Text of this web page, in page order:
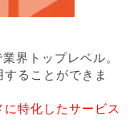
界トップレベル。
することができま
に特化したサービス